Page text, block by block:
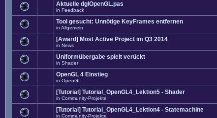
Aktuelle dglOpenGL.pas
in Feedback
Tool gesucht: Unnötige KeyFrames entfernen
in Allgemein
[Award] Most Active Project im Q3 2014
in News
Uniformübergabe spielt verückt
in Shader
OpenGL 4 Einstieg
in OpenGL
[Tutorial] Tutorial_OpenGL4_Lektion5 - Shader
in Community-Projekte
[Tutorial] Tutorial_OpenGL4_Lektion4 - Statemachine
in Community-Projekte